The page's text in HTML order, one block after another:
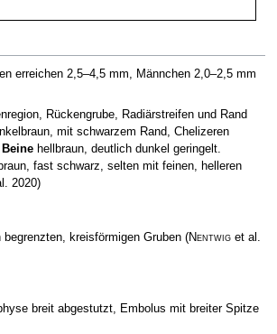
erreichen 2,5–4,5 mm, Männchen 2,0–2,5 mm
Rückengrube, Radiärstreifen und Rand
mit schwarzem Rand, Chelizeren
Beinehellbraun, deutlich dunkel geringelt.
fast schwarz, selten mit feinen, helleren
2020)
kreisförmigen Gruben (Nentwiget al.
breit abgestutzt, Embolus mit breiter Spitze